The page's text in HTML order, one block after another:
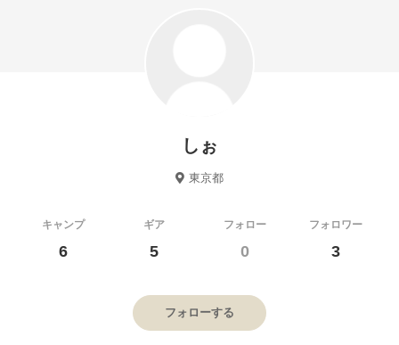
しぉ
東京都
キャンプ
6
ギア
5
フォロー
0
フォロワー
3
フォローする